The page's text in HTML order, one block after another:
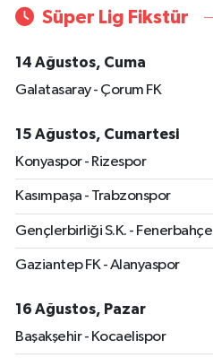
Süper Lig Fikstür
14 Ağustos, Cuma
Galatasaray - Çorum FK
15 Ağustos, Cumartesi
Konyaspor - Rizespor
Kasımpaşa - Trabzonspor
Gençlerbirliği S.K. - Fenerbahçe
Gaziantep FK - Alanyaspor
16 Ağustos, Pazar
Başakşehir - Kocaelispor